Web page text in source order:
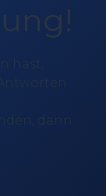
hast,
dann